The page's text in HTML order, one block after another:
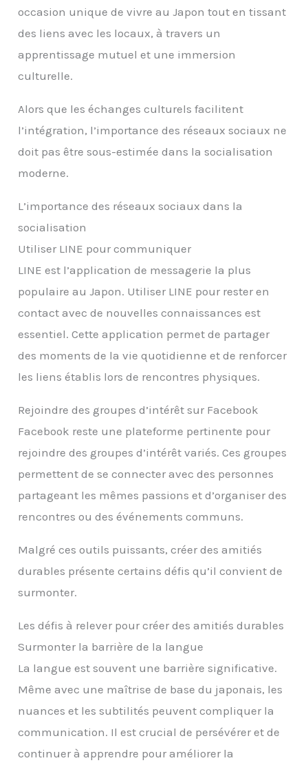
occasion unique de vivre au Japon tout en tissant
des liens avec les locaux, à travers un
apprentissage mutuel et une immersion
culturelle.
Alors que les échanges culturels facilitent
l’intégration, l’importance des réseaux sociaux ne
doit pas être sous-estimée dans la socialisation
moderne.
L’importance des réseaux sociaux dans la
socialisation
Utiliser LINE pour communiquer
LINE est l’application de messagerie la plus
populaire au Japon. Utiliser LINE pour rester en
contact avec de nouvelles connaissances est
essentiel. Cette application permet de partager
des moments de la vie quotidienne et de renforcer
les liens établis lors de rencontres physiques.
Rejoindre des groupes d’intérêt sur Facebook
Facebook reste une plateforme pertinente pour
rejoindre des groupes d’intérêt variés. Ces groupes
permettent de se connecter avec des personnes
partageant les mêmes passions et d’organiser des
rencontres ou des événements communs.
Malgré ces outils puissants, créer des amitiés
durables présente certains défis qu’il convient de
surmonter.
Les défis à relever pour créer des amitiés durables
Surmonter la barrière de la langue
La langue est souvent une barrière significative.
Même avec une maîtrise de base du japonais, les
nuances et les subtilités peuvent compliquer la
communication. Il est crucial de persévérer et de
continuer à apprendre pour améliorer la